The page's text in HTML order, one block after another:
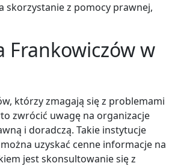
skorzystanie z pomocy prawnej,
Frankowiczów w
którzy zmagają się z problemami
zwrócić uwagę na organizacje
i doradczą. Takie instytucje
uzyskać cenne informacje na
jest skonsultowanie się z